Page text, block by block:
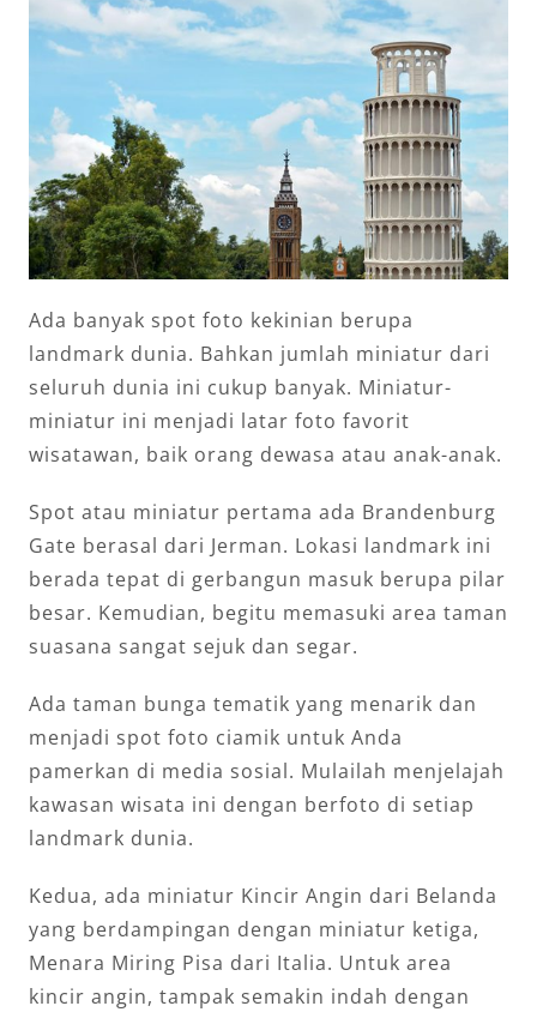
Ada banyak spot foto kekinian berupa
landmark dunia. Bahkan jumlah miniatur dari
seluruh dunia ini cukup banyak. Miniatur-
miniatur ini menjadi latar foto favorit
wisatawan, baik orang dewasa atau anak-anak.
Spot atau miniatur pertama ada Brandenburg
Gate berasal dari Jerman. Lokasi landmark ini
berada tepat di gerbangun masuk berupa pilar
besar. Kemudian, begitu memasuki area taman
suasana sangat sejuk dan segar.
Ada taman bunga tematik yang menarik dan
menjadi spot foto ciamik untuk Anda
pamerkan di media sosial. Mulailah menjelajah
kawasan wisata ini dengan berfoto di setiap
landmark dunia.
Kedua, ada miniatur Kincir Angin dari Belanda
yang berdampingan dengan miniatur ketiga,
Menara Miring Pisa dari Italia. Untuk area
kincir angin, tampak semakin indah dengan